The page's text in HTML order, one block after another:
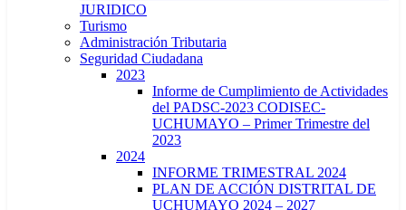
JURIDICO
Turismo
Administración Tributaria
Seguridad Ciudadana
2023
Informe de Cumplimiento de Actividades
del PADSC-2023 CODISEC-
UCHUMAYO – Primer Trimestre del
2023
2024
INFORME TRIMESTRAL 2024
PLAN DE ACCIÓN DISTRITAL DE
UCHUMAYO 2024 – 2027